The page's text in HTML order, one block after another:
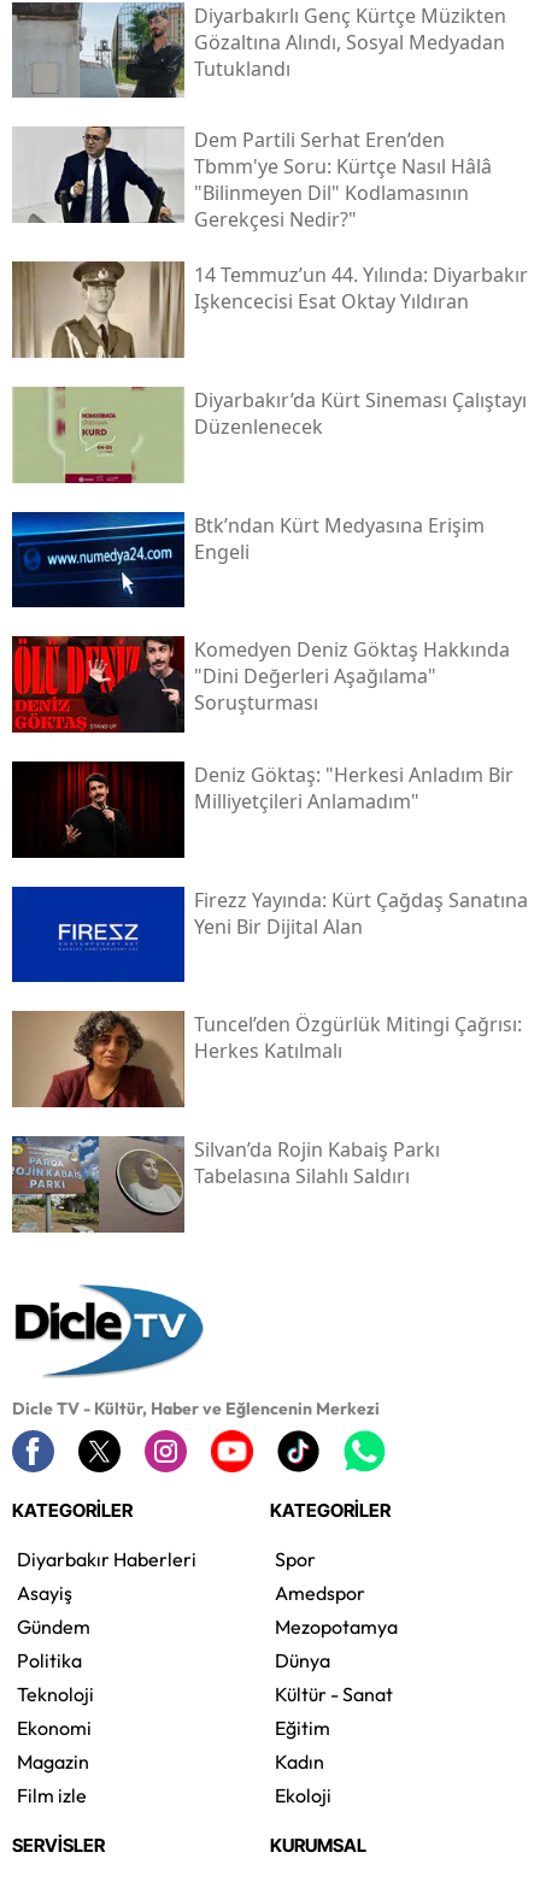
Diyarbakırlı Genç Kürtçe Müzikten
Gözaltına Alındı, Sosyal Medyadan
Tutuklandı
Dem Partili Serhat Eren’den
Tbmm'ye Soru: Kürtçe Nasıl Hâlâ
"bilinmeyen Dil" Kodlamasının
Gerekçesi Nedir?"
14 Temmuz’un 44. Yılında: Diyarbakır
Işkencecisi Esat Oktay Yıldıran
Diyarbakır’da Kürt Sineması Çalıştayı
Düzenlenecek
Btk’ndan Kürt Medyasına Erişim
Engeli
Komedyen Deniz Göktaş Hakkında
"dini Değerleri Aşağılama"
Soruşturması
Deniz Göktaş: "herkesi Anladım Bir
Milliyetçileri Anlamadım"
Firezz Yayında: Kürt Çağdaş Sanatına
Yeni Bir Dijital Alan
Tuncel’den Özgürlük Mitingi Çağrısı:
Herkes Katılmalı
Silvan’da Rojin Kabaiş Parkı
Tabelasına Silahlı Saldırı
Dicle TV - Kültür, Haber ve Eğlencenin Merkezi
KATEGORİLER
Diyarbakır Haberleri
Asayiş
Gündem
Politika
Teknoloji
Ekonomi
Magazin
Film izle
KATEGORİLER
Spor
Amedspor
Mezopotamya
Dünya
Kültür - Sanat
Eğitim
Kadın
Ekoloji
SERVİSLER KURUMSAL